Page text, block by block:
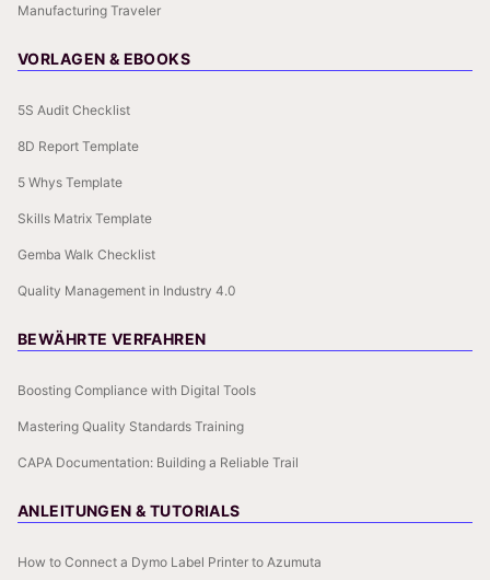
Manufacturing Traveler
VORLAGEN & EBOOKS
5S Audit Checklist
8D Report Template
5 Whys Template
Skills Matrix Template
Gemba Walk Checklist
Quality Management in Industry 4.0
BEWÄHRTE VERFAHREN
Boosting Compliance with Digital Tools
Mastering Quality Standards Training
CAPA Documentation: Building a Reliable Trail
ANLEITUNGEN & TUTORIALS
How to Connect a Dymo Label Printer to Azumuta